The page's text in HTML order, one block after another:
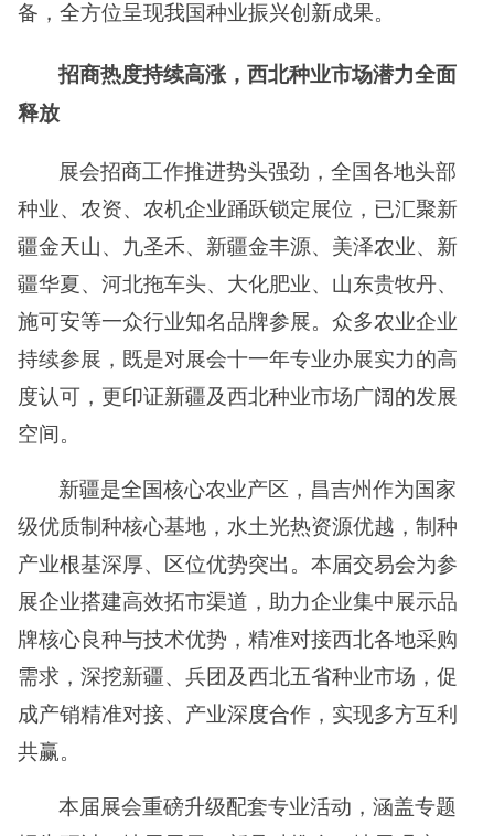
备，全方位呈现我国种业振兴创新成果。
招商热度持续高涨，西北种业市场潜力全面
释放
展会招商工作推进势头强劲，全国各地头部
种业、农资、农机企业踊跃锁定展位，已汇聚新
疆金天山、九圣禾、 新疆金丰源、美泽农业、新
疆华夏、 河北拖车头、大化肥业、山东贵牧丹、
施可安等一众行业知名品牌参展。众多农业企业
持续参展，既是对展会十一年专业办展实力的高
度认可，更印证新疆及西北种业市场广阔的发展
空间。
新疆是全国核心农业产区，昌吉州作为国家
级优质制种核心基地，水土光热资源优越，制种
产业根基深厚、区位优势突出。本届交易会为参
展企业搭建高效拓市渠道，助力企业集中展示品
牌核心良种与技术优势，精准对接西北各地采购
需求，深挖新疆、兵团及西北五省种业市场，促
成产销精准对接、产业深度合作，实现多方互利
共赢。
本届展会重磅升级配套专业活动，涵盖专题